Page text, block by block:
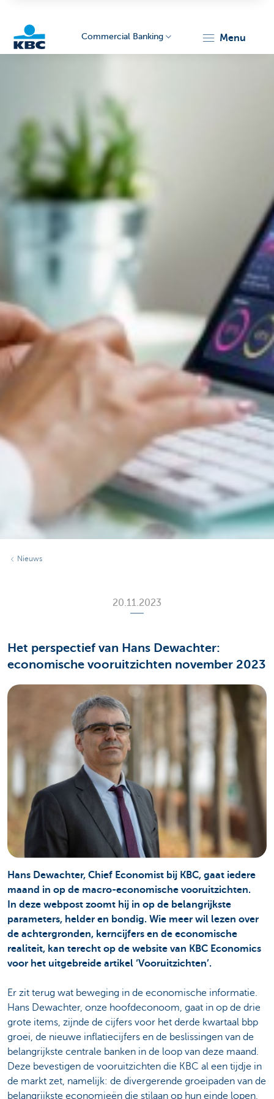
Corporate
Commercial Banking menu
Nieuws
20.11.2023
Het perspectief van Hans Dewachter:
economische vooruitzichten november 2023
Hans Dewachter, Chief Economist bij KBC, gaat iedere
maand in op de macro-economische vooruitzichten.
In deze webpost zoomt hij in op de belangrijkste
parameters, helder en bondig. Wie meer wil lezen over
de achtergronden, kerncijfers en de economische
realiteit, kan terecht op de website van KBC Economics
voor het uitgebreide artikel ‘Vooruitzichten’.
Er zit terug wat beweging in de economische informatie.
Hans Dewachter, onze hoofdeconoom, gaat in op de drie
grote items, zijnde de cijfers voor het derde kwartaal bbp
groei, de nieuwe inflatiecijfers en de beslissingen van de
belangrijkste centrale banken in de loop van deze maand.
Deze bevestigen de vooruitzichten die KBC al een tijdje in
de markt zet, namelijk: de divergerende groeipaden van de
belangrijkste economieën die stilaan op hun einde lopen,